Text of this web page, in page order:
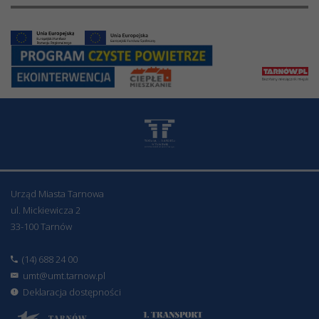
Urząd Miasta Tarnowa
ul. Mickiewicza 2
33-100 Tarnów
(14) 688 24 00
umt@umt.tarnow.pl
Deklaracja dostępności